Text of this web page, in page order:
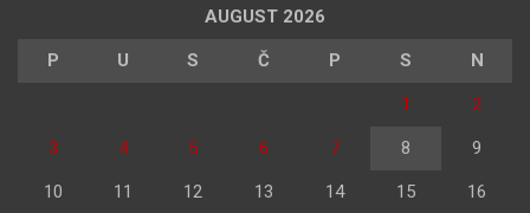
AUGUST 2026
P U S Č P S N
1 2
3 4 5 6 7 8 9
10 11 12 13 14 15 16